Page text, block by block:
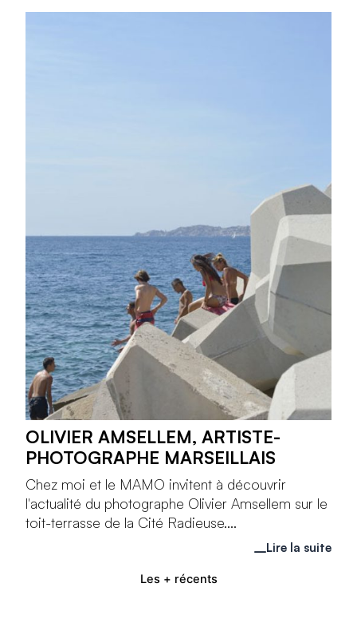
Les + récents
OLIVIER AMSELLEM, ARTISTE-
PHOTOGRAPHE MARSEILLAIS
Chez moi et le MAMO invitent à découvrir
l'actualité du photographe Olivier Amsellem sur le
toit-terrasse de la Cité Radieuse....
Lire la suite